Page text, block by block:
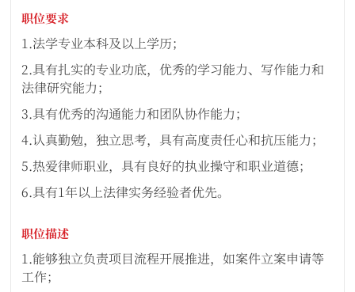
职位要求
1.法学专业本科及以上学历；
2.具有扎实的专业功底，优秀的学习能力、写作能力和
法律研究能力；
3.具有优秀的沟通能力和团队协作能力；
4.认真勤勉，独立思考，具有高度责任心和抗压能力；
5.热爱律师职业，具有良好的执业操守和职业道德；
6.具有1年以上法律实务经验者优先。
职位描述
1.能够独立负责项目流程开展推进，如案件立案申请等
工作；